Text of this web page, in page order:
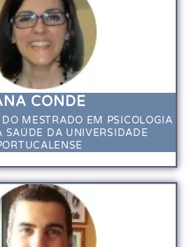
CONDE
MESTRADO EM PSICOLOGIA
SAÚDE DA UNIVERSIDADE